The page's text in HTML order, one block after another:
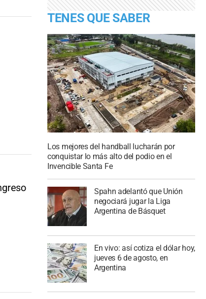
TENES QUE SABER
Los mejores del handball lucharán por
conquistar lo más alto del podio en el
Invencible Santa Fe
Spahn adelantó que Unión
negociará jugar la Liga
Argentina de Básquet
En vivo: así cotiza el dólar hoy,
jueves 6 de agosto, en
Argentina